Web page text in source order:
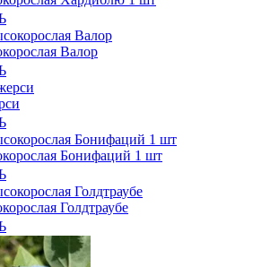
Валор
Бонифаций 1 шт
Голдтраубе